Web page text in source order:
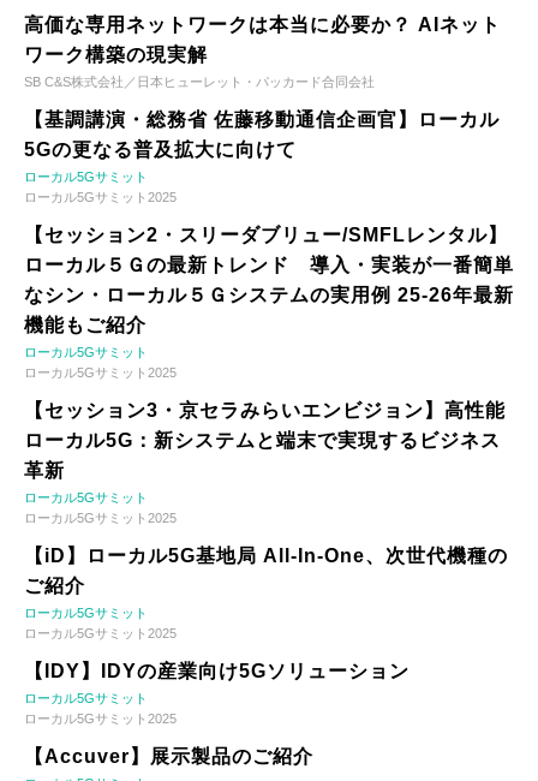
高価な専用ネットワークは本当に必要か？ AIネット
ワーク構築の現実解
SB C&S株式会社／日本ヒューレット・パッカード合同会社
【基調講演・総務省 佐藤移動通信企画官】ローカル
5Gの更なる普及拡大に向けて
ローカル5Gサミット
ローカル5Gサミット2025
【セッション2・スリーダブリュー/SMFLレンタル】
ローカル５Ｇの最新トレンド 導入・実装が一番簡単
なシン・ローカル５Ｇシステムの実用例 25-26年最新
機能もご紹介
ローカル5Gサミット
ローカル5Gサミット2025
【セッション3・京セラみらいエンビジョン】高性能
ローカル5G：新システムと端末で実現するビジネス
革新
ローカル5Gサミット
ローカル5Gサミット2025
【iD】ローカル5G基地局 All-In-One、次世代機種の
ご紹介
ローカル5Gサミット
ローカル5Gサミット2025
【IDY】IDYの産業向け5Gソリューション
ローカル5Gサミット
ローカル5Gサミット2025
【Accuver】展示製品のご紹介